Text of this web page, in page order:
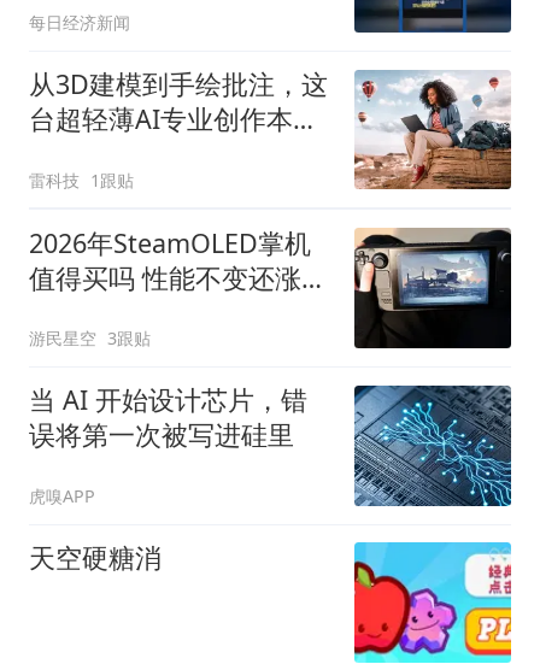
每日经济新闻
从3D建模到手绘批注，这
台超轻薄AI专业创作本全
雷科技 1跟贴
2026年SteamOLED掌机
值得买吗 性能不变还涨价
游民星空 3跟贴
当 AI 开始设计芯片，错
误将第一次被写进硅里
虎嗅APP
天空硬糖消